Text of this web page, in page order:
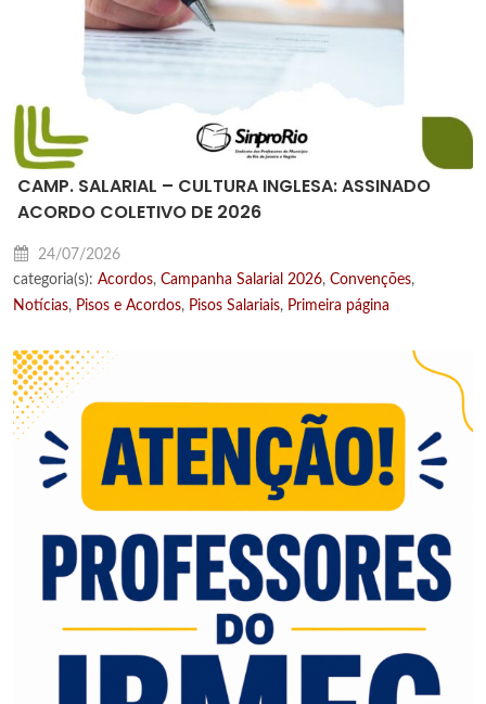
CAMP. SALARIAL – CULTURA INGLESA: ASSINADO
ACORDO COLETIVO DE 2026
24/07/2026
categoria(s): Acordos, Campanha Salarial 2026, Convenções,
Notícias, Pisos e Acordos, Pisos Salariais, Primeira página